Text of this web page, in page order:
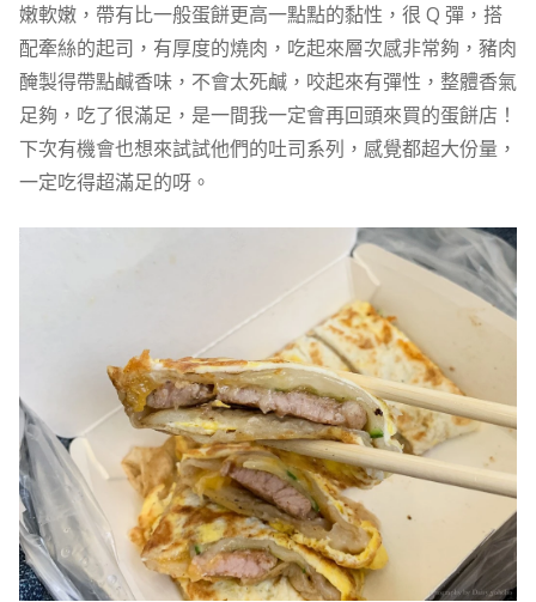
嫩軟嫩，帶有比一般蛋餅更高一點點的黏性，很 Q 彈，搭
配牽絲的起司，有厚度的燒肉，吃起來層次感非常夠，豬肉
醃製得帶點鹹香味，不會太死鹹，咬起來有彈性，整體香氣
足夠，吃了很滿足，是一間我一定會再回頭來買的蛋餅店！
下次有機會也想來試試他們的吐司系列，感覺都超大份量，
一定吃得超滿足的呀。